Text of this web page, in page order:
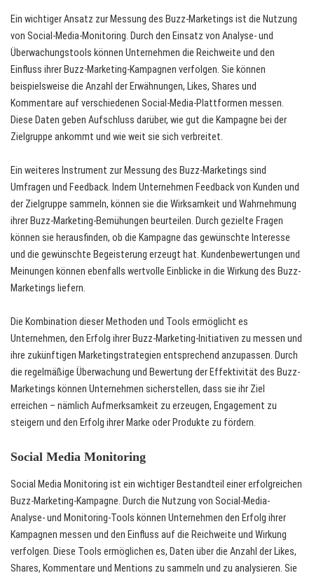
Ein wichtiger Ansatz zur Messung des Buzz-Marketings ist die Nutzung
von Social-Media-Monitoring. Durch den Einsatz von Analyse- und
Überwachungstools können Unternehmen die Reichweite und den
Einfluss ihrer Buzz-Marketing-Kampagnen verfolgen. Sie können
beispielsweise die Anzahl der Erwähnungen, Likes, Shares und
Kommentare auf verschiedenen Social-Media-Plattformen messen.
Diese Daten geben Aufschluss darüber, wie gut die Kampagne bei der
Zielgruppe ankommt und wie weit sie sich verbreitet.
Ein weiteres Instrument zur Messung des Buzz-Marketings sind
Umfragen und Feedback. Indem Unternehmen Feedback von Kunden und
der Zielgruppe sammeln, können sie die Wirksamkeit und Wahrnehmung
ihrer Buzz-Marketing-Bemühungen beurteilen. Durch gezielte Fragen
können sie herausfinden, ob die Kampagne das gewünschte Interesse
und die gewünschte Begeisterung erzeugt hat. Kundenbewertungen und
Meinungen können ebenfalls wertvolle Einblicke in die Wirkung des Buzz-
Marketings liefern.
Die Kombination dieser Methoden und Tools ermöglicht es
Unternehmen, den Erfolg ihrer Buzz-Marketing-Initiativen zu messen und
ihre zukünftigen Marketingstrategien entsprechend anzupassen. Durch
die regelmäßige Überwachung und Bewertung der Effektivität des Buzz-
Marketings können Unternehmen sicherstellen, dass sie ihr Ziel
erreichen – nämlich Aufmerksamkeit zu erzeugen, Engagement zu
steigern und den Erfolg ihrer Marke oder Produkte zu fördern.
Social Media Monitoring
Social Media Monitoring ist ein wichtiger Bestandteil einer erfolgreichen
Buzz-Marketing-Kampagne. Durch die Nutzung von Social-Media-
Analyse- und Monitoring-Tools können Unternehmen den Erfolg ihrer
Kampagnen messen und den Einfluss auf die Reichweite und Wirkung
verfolgen. Diese Tools ermöglichen es, Daten über die Anzahl der Likes,
Shares, Kommentare und Mentions zu sammeln und zu analysieren. Sie